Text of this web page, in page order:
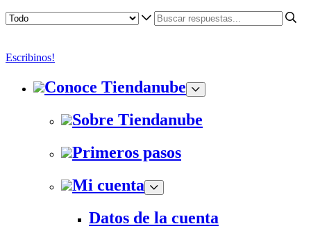
Escribinos!
Conoce Tiendanube
Sobre Tiendanube
Primeros pasos
Mi cuenta
Datos de la cuenta